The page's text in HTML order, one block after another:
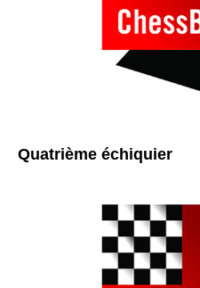
Quatrième échiquier